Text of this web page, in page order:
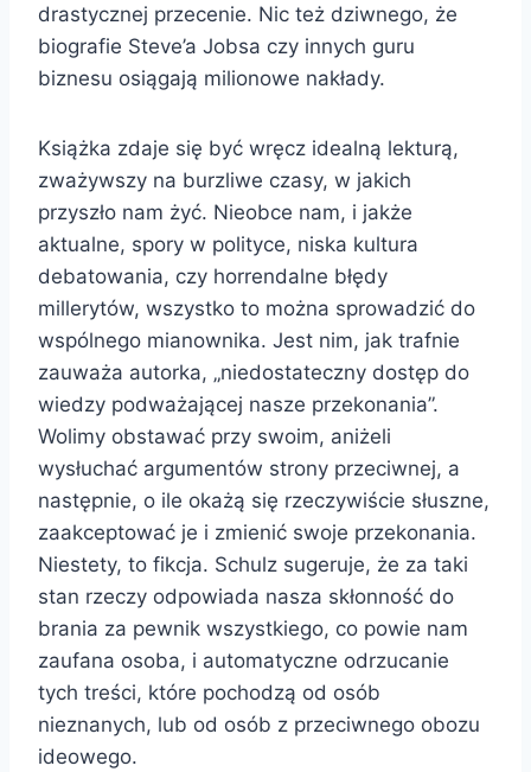
drastycznej przecenie. Nic też dziwnego, że
biografie Steve’a Jobsa czy innych guru
biznesu osiągają milionowe nakłady.
Książka zdaje się być wręcz idealną lekturą,
zważywszy na burzliwe czasy, w jakich
przyszło nam żyć. Nieobce nam, i jakże
aktualne, spory w polityce, niska kultura
debatowania, czy horrendalne błędy
millerytów, wszystko to można sprowadzić do
wspólnego mianownika. Jest nim, jak trafnie
zauważa autorka, „niedostateczny dostęp do
wiedzy podważającej nasze przekonania”.
Wolimy obstawać przy swoim, aniżeli
wysłuchać argumentów strony przeciwnej, a
następnie, o ile okażą się rzeczywiście słuszne,
zaakceptować je i zmienić swoje przekonania.
Niestety, to fikcja. Schulz sugeruje, że za taki
stan rzeczy odpowiada nasza skłonność do
brania za pewnik wszystkiego, co powie nam
zaufana osoba, i automatyczne odrzucanie
tych treści, które pochodzą od osób
nieznanych, lub od osób z przeciwnego obozu
ideowego.